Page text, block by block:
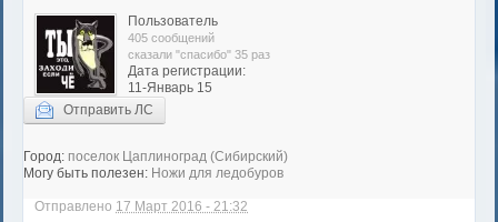
Пользователь
405 сообщений
сказали "спасибо" 35 раз
Дата регистрации:
11-Январь 15
Отправить ЛС
Город: поселок Цаплиноград (Сибирский)
Могу быть полезен: Ножи для ледобуров
Отправлено 17 Март 2016 - 21:32